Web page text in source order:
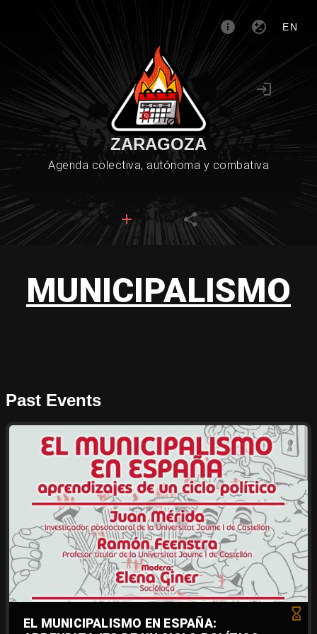
EN
ZARAGOZA
Agenda colectiva, autónoma y combativa
MUNICIPALISMO
Past Events
EL MUNICIPALISMO EN ESPAÑA: